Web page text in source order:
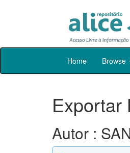
Skip
Home Browse
Exportar
Autor :